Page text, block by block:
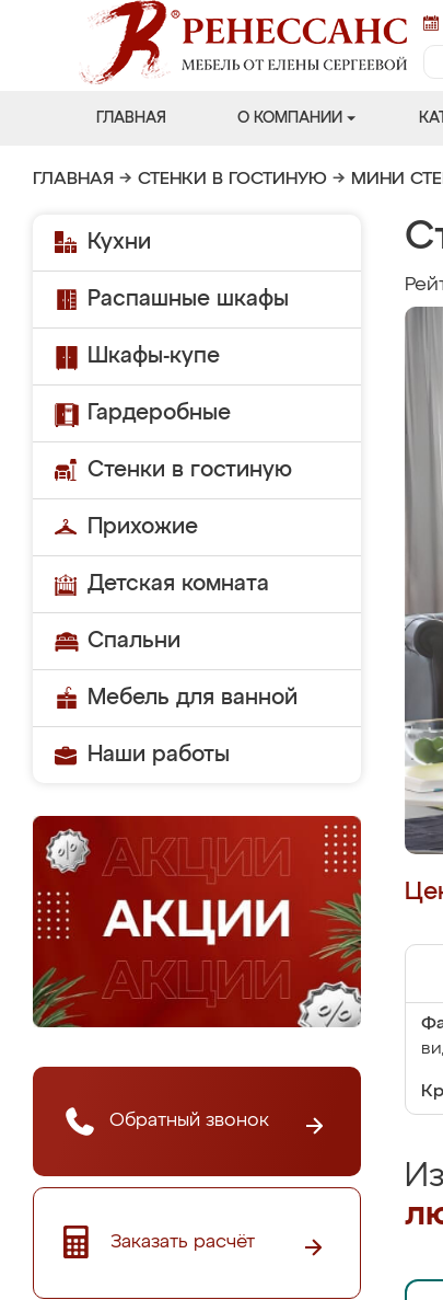
ГЛАВНАЯ О КОМПАНИИ
ГЛАВНАЯ → СТЕНКИ В ГОСТИНУЮ → МИНИ
Кухни
Распашные шкафы
Шкафы-купе
Гардеробные
Стенки в гостиную
Прихожие
Детская комната
Спальни
Мебель для ванной
Наши работы
Обратный звонок
Заказать расчёт